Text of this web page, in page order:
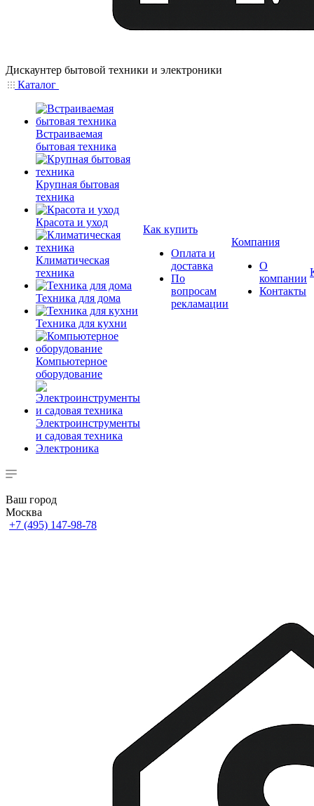
Дискаунтер бытовой техники и электроники
Каталог
Встраиваемая
бытовая техника
Крупная бытовая
техника
Красота и уход
Климатическая
техника
Техника для дома
Техника для кухни
Компьютерное
оборудование
Электроинструменты
и садовая техника
Электроника
Как купить
Оплата и
доставка
По
вопросам
рекламации
Компания
О
компании
Контакты
Ваш город
Москва
+7 (495) 147-98-78